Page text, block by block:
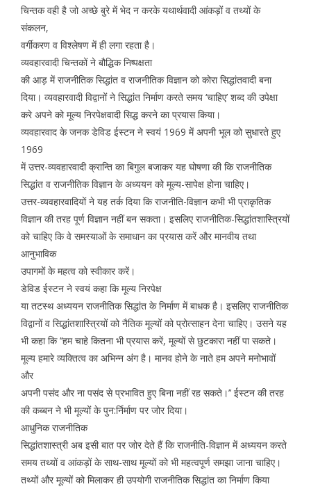
चिन्तक वही है जो अच्छे बुरे में भेद न करके यथार्थवादी आंकड़ों व तथ्यों के
संकलन,
वर्गीकरण व विश्लेषण में ही लगा रहता है।
व्यवहारवादी चिन्तकों ने बौद्धिक निष्पक्षता
की आड़ में राजनीतिक सिद्धांत व राजनीतिक विज्ञान को कोरा सिद्धांतवादी बना
दिया। व्यवहारवादी विद्वानों ने सिद्धांत निर्माण करते समय ‘चाहिए’ शब्द की उपेक्षा
करे अपने को मूल्य निरपेक्षवादी सिद्ध करने का प्रयास किया।
व्यवहारवाद के जनक डेविड ईस्टन ने स्वयं 1969 में अपनी भूल को सुधारते हुए
1969
में उत्तर-व्यवहारवादी क्रान्ति का बिगुल बजाकर यह घोषणा की कि राजनीतिक
सिद्धांत व राजनीतिक विज्ञान के अध्ययन को मूल्य-सापेक्ष होना चाहिए।
उत्तर-व्यवहारवादियों ने यह तर्क दिया कि राजनीति-विज्ञान कभी भी प्राकृतिक
विज्ञान की तरह पूर्ण विज्ञान नहीं बन सकता। इसलिए राजनीतिक-सिद्धांतशास्त्रियों
को चाहिए कि वे समस्याओं के समाधान का प्रयास करें और मानवीय तथा
आनुभाविक
उपागमों के महत्व को स्वीकार करें।
डेविड ईस्टन ने स्वयं कहा कि मूल्य निरपेक्ष
या तटस्थ अध्ययन राजनीतिक सिद्धांत के निर्माण में बाधक है। इसलिए राजनीतिक
विद्वानों व सिद्धांतशास्त्रियों को नैतिक मूल्यों को प्रोत्साहन देना चाहिए। उसने यह
भी कहा कि ‘‘हम चाहे कितना भी प्रयास करें, मूल्यों से छुटकारा नहीं पा सकते।
मूल्य हमारे व्यक्तित्व का अभिन्न अंग है। मानव होने के नाते हम अपने मनोभावों
और
अपनी पसंद और ना पसंद से प्रभावित हुए बिना नहीं रह सकते।’’ ईस्टन की तरह
की कब्बन ने भी मूल्यों के पुन:र्निर्माण पर जोर दिया।
आधुनिक राजनीतिक
सिद्धांतशास्त्री अब इसी बात पर जोर देते हैं कि राजनीति-विज्ञान में अध्ययन करते
समय तथ्यों व आंकड़ों के साथ-साथ मूल्यों को भी महत्वपूर्ण समझा जाना चाहिए।
तथ्यों और मूल्यों को मिलाकर ही उपयोगी राजनीतिक सिद्धांत का निर्माण किया